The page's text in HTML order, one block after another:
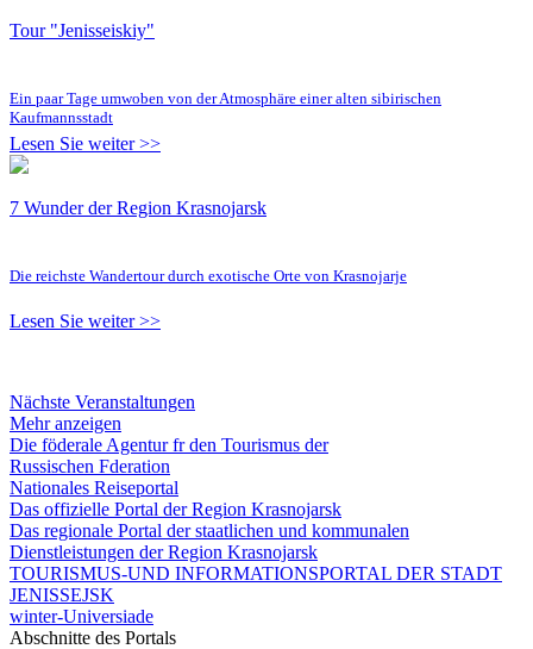
Tour "Jenisseiskiy"
Ein paar Tage umwoben von der Atmosphäre einer alten sibirischen
Kaufmannsstadt
Lesen Sie weiter >>
7 Wunder der Region Krasnojarsk
Die reichste Wandertour durch exotische Orte von Krasnojarje
Lesen Sie weiter >>
Nächste Veranstaltungen
Mehr anzeigen
Die föderale Agentur fr den Tourismus der
Russischen Fderation
Nationales Reiseportal
Das offizielle Portal der Region Krasnojarsk
Das regionale Portal der staatlichen und kommunalen
Dienstleistungen der Region Krasnojarsk
TOURISMUS-UND INFORMATIONSPORTAL DER STADT
JENISSEJSK
winter-Universiade
Abschnitte des Portals